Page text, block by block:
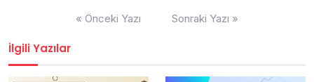
« Önceki Yazı Sonraki Yazı »
İlgili Yazılar